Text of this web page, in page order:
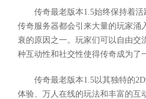
传奇最老版本1.5始终保持着
传奇服务器都会引来大量的玩家涌
衰的原因之一。玩家们可以自由交
种互动性和社交性使得传奇成为了
传奇最老版本1.5以其独特的
体验、万人在线的玩法和丰富的互